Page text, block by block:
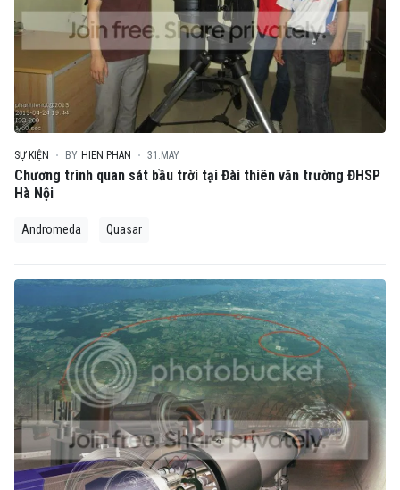
SỰ KIỆN BY HIEN PHAN 31.MAY
Chương trình quan sát bầu trời tại Đài thiên văn trường ĐHSP
Hà Nội
Andromeda Quasar